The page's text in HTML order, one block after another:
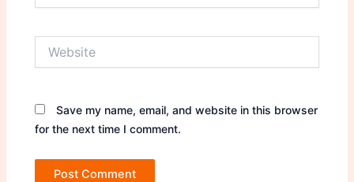
Save my name, email, and website in this browser
for the next time I comment.